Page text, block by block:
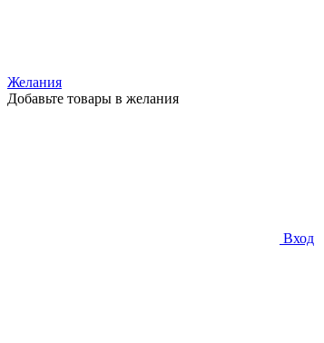
Желания
Добавьте товары в желания
Вход